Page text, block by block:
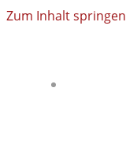
Zum Inhalt springen